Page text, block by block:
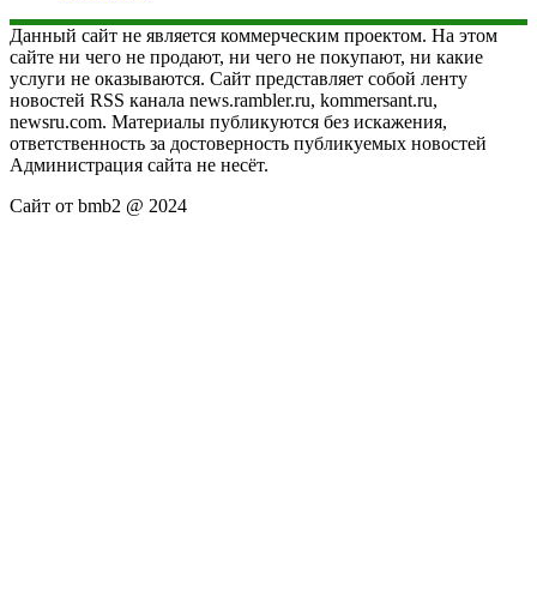
Данный сайт не является коммерческим проектом. На этом
сайте ни чего не продают, ни чего не покупают, ни какие
услуги не оказываются. Сайт представляет собой ленту
новостей RSS канала news.rambler.ru, kommersant.ru,
newsru.com. Материалы публикуются без искажения,
ответственность за достоверность публикуемых новостей
Администрация сайта не несёт.
Сайт от bmb2 @ 2024